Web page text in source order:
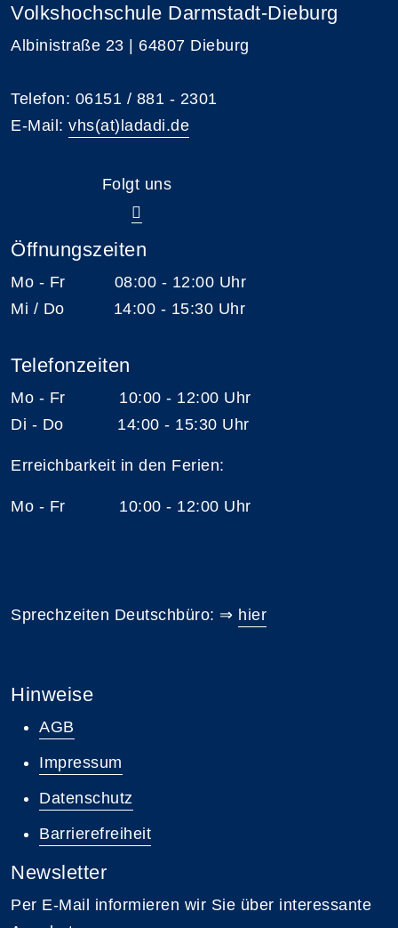
Volkshochschule Darmstadt-Dieburg
Albinistraße 23 | 64807 Dieburg
Telefon: 06151 / 881 - 2301
E-Mail: vhs(at)ladadi.de
Folgt uns
Öffnungszeiten
Mo - Fr 08:00 - 12:00 Uhr
Mi / Do 14:00 - 15:30 Uhr
Telefonzeiten
Mo - Fr 10:00 - 12:00 Uhr
Di - Do 14:00 - 15:30 Uhr
Erreichbarkeit in den Ferien:
Mo - Fr 10:00 - 12:00 Uhr
Sprechzeiten Deutschbüro: ⇒ hier
Hinweise
AGB
Impressum
Datenschutz
Barrierefreiheit
Newsletter
Per E-Mail informieren wir Sie über interessante